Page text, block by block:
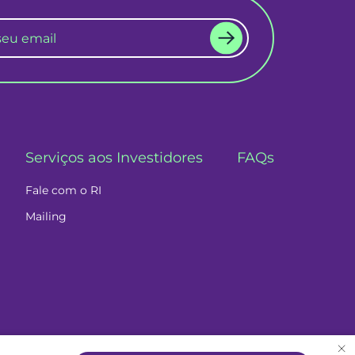
Serviços aos Investidores
Fale com o RI
Mailing
FAQs
×